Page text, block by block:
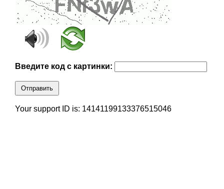
Введите код с картинки:
Отправить
Your support ID is: 14141199133376515046